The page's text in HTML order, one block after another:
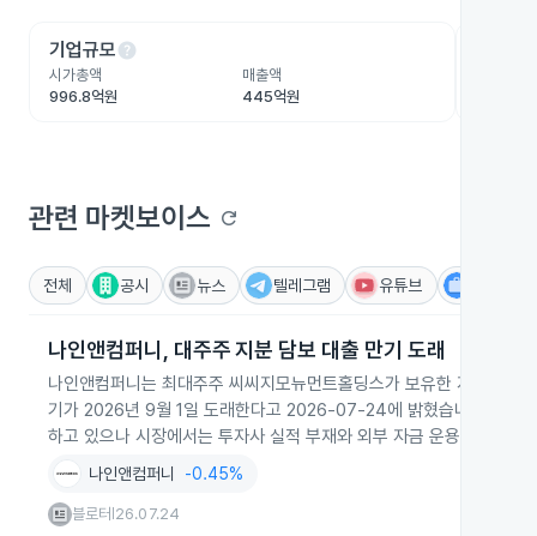
기업규모help
시가총액
996.8억원
매출액
445억원
관련 마켓보이스 refresh
전체 공시 뉴스 텔레그램 유튜브
나인앤컴퍼니, 대주주 지분 담보 대출 만기 도래
나인앤컴퍼니는 최대주주 씨씨지모뉴먼트홀딩스가 보유한 지분
기가 2026년 9월 1일 도래한다고 2026-07-24에 밝혔습니다. 회사
하고 있으나 시장에서는 투자사 실적 부재와 외부 자금 운용 불확실
습니다.나인앤컴퍼니 -0.45%
블로터 26.07.24